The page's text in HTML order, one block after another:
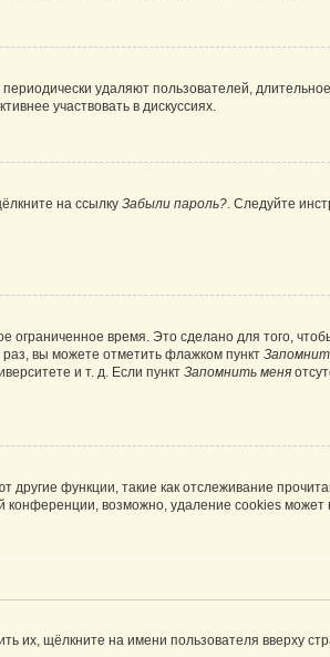
удаляют пользователей,
участвовать в дискуссиях.
на ссылку Забыли пароль?. Следуйте
время. Это сделано для того,
вы можете отметить флажком пункт
и т. д. Если пункт Запомнить меня
функции, такие как отслеживание
конференции, возможно, удаление cookies может
их, щёлкните на имени пользователя вверху